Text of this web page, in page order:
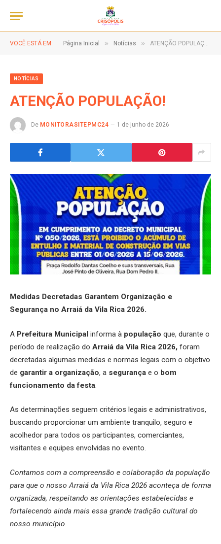
VOCÊ ESTÁ EM: Página Inicial » Notícias » ATENÇÃO POPULAÇÃO!
NOTÍCIAS
ATENÇÃO POPULAÇÃO!
De MONITORASITEPMC24 1 de junho de 2026
Medidas Decretadas Garantem Organização e
Segurança no Arraiá da Vila Rica 2026.
A Prefeitura Municipal informa à população que, durante o
período de realização do Arraiá da Vila Rica 2026, foram
decretadas algumas medidas e normas legais com o objetivo
de garantir a organização, a segurança e o bom
funcionamento da festa.
As determinações seguem critérios legais e administrativos,
buscando proporcionar um ambiente tranquilo, seguro e
acolhedor para todos os participantes, comerciantes,
visitantes e equipes envolvidas no evento.
Contamos com a compreensão e colaboração da população
para que o nosso Arraiá da Vila Rica 2026 aconteça de forma
organizada, respeitando as orientações estabelecidas e
fortalecendo ainda mais essa grande tradição cultural do
nosso município.